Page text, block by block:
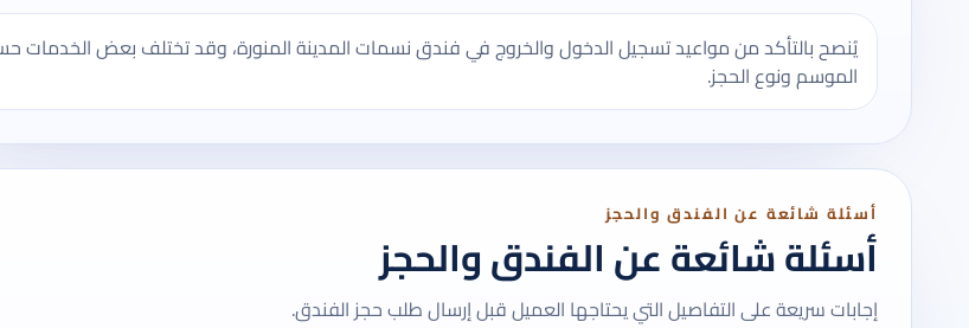
يُنصح بالتأكد من مواعيد تسجيل الدخول والخروج في فندق نسمات المدينة المنورة، وقد تختلف بعض الخدمات
الموسم ونوع الحجز.
أسئلة شائعة عن الفندق والحجز
أسئلة شائعة عن الفندق والحجز
إجابات سريعة على التفاصيل التي يحتاجها العميل قبل إرسال طلب حجز الفندق.